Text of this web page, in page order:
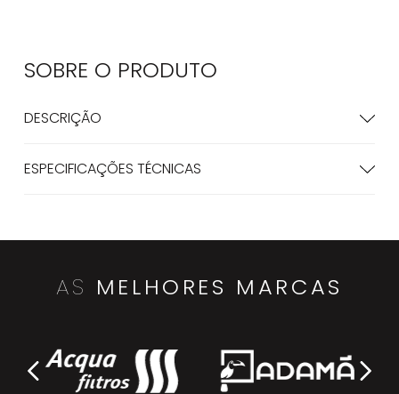
SOBRE O PRODUTO
DESCRIÇÃO
ESPECIFICAÇÕES TÉCNICAS
AS MELHORES MARCAS